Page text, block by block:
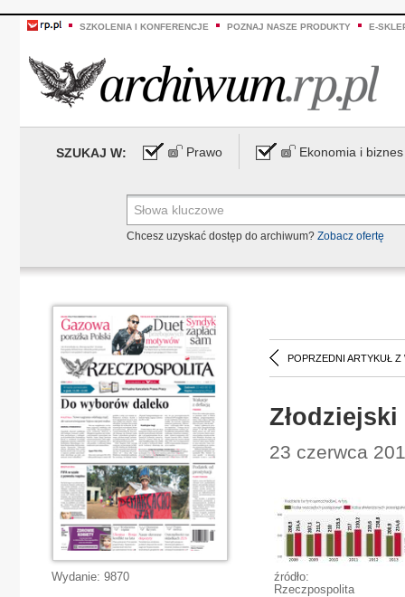
SZKOLENIA I KONFERENCJE POZNAJ NASZE PRODUKTY E-
SZUKAJ W: Prawo Ekonomia i biznes
Chcesz uzyskać dostęp do archiwum? Zobacz ofertę
POPRZEDNI ARTYKUŁ Z
23 czerwca
źródło:
Rzeczpospolita
Wydanie: 9870